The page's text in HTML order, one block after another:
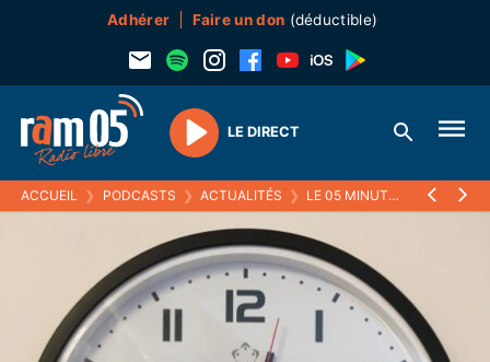
Adhérer Faire un don (déductible)
Play
LE DIRECT
ACCUEIL ❯ PODCASTS ❯ ACTUALITÉS ❯ LE 05 MINUTES 22